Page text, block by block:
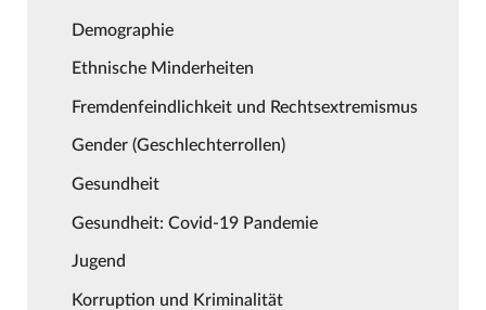
Demographie
Ethnische Minderheiten
Fremdenfeindlichkeit und Rechtsextremismus
Gender (Geschlechterrollen)
Gesundheit
Gesundheit: Covid-19 Pandemie
Jugend
Korruption und Kriminalität